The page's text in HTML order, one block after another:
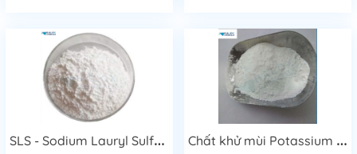
S
LS - Sodium Lauryl Sulfate C
hất khử mùi Potassium monopersulfate Compound